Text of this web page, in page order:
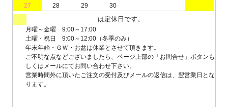
27
28 29 30
は定休日です。
月曜～金曜 9:00～17:00
土曜・祝日 9:00～12:00（冬季のみ）
年末年始・ＧＷ・お盆は休業とさせて頂きます。
ご不明な点などございましたら、ページ上部の「お問合せ」ボタンも
しくはメールにてお問い合わせ下さい。
営業時間外に頂いたご注文の受付及びメールの返信は、翌営業日とな
ります。